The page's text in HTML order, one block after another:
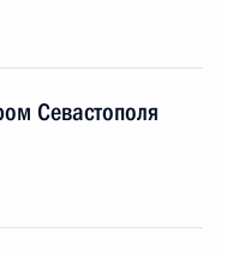
Севастополя